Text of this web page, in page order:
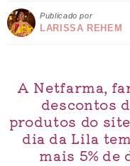
Publicado por
LARISSA REHEM
A Netfarma,
descontos
produtos do
dia da Lila
mais 5% de